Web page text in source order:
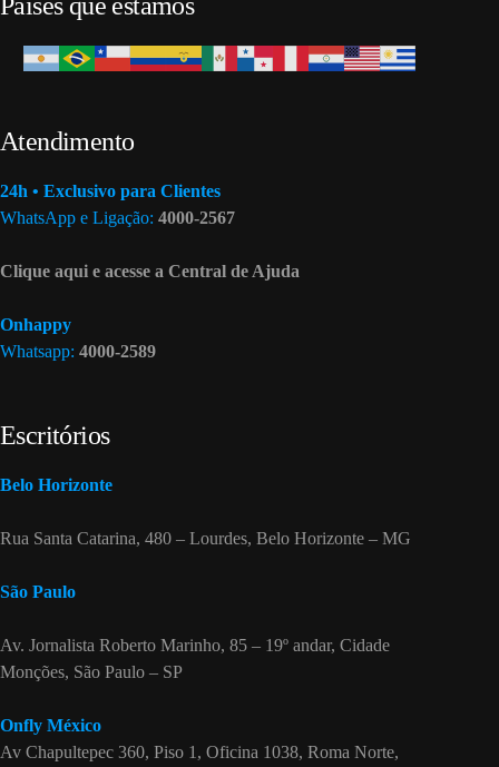
Atendimento
24h • Exclusivo para Clientes
WhatsApp e Ligação: 4000-2567
Clique aqui e acesse a Central de Ajuda
Onhappy
Whatsapp: 4000-2589
Escritórios
Belo Horizonte
Rua Santa Catarina, 480 – Lourdes, Belo Horizonte – MG
São Paulo
Av. Jornalista Roberto Marinho, 85 – 19º andar, Cidade
Monções, São Paulo – SP
Onfly México
Av Chapultepec 360, Piso 1, Oficina 1038, Roma Norte,